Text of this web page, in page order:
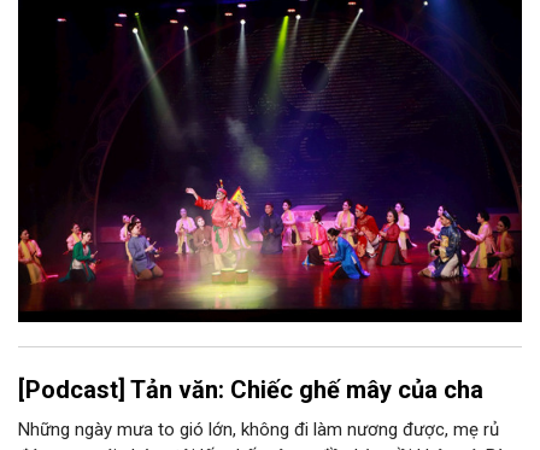
thể kể một câu chuyện về chiều sâu văn hiến của dân tộc.
Nhưng trong kỷ nguyên mới, câu hỏi đặt ra không chỉ Hà Nội có
bao nhiêu di sản, bao nhiêu văn nghệ sĩ, trí thức, không gian ký
ức, mà là làm thế nào để những giá trị ấy trở thành nguồn lực
phát triển, thành sức mạnh mềm, thành động lực sáng tạo,
thành năng lực cạnh tranh của Thủ đô.
[Podcast] Tản văn: Chiếc ghế mây của cha
Những ngày mưa to gió lớn, không đi làm nương được, mẹ rủ